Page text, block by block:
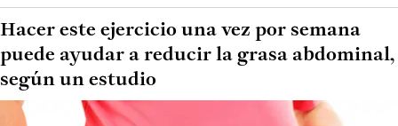
Hacer este ejercicio una vez por semana
puede ayudar a reducir la grasa abdominal,
según un estudio